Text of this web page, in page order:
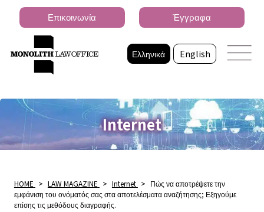
Ελληνικά English
Επικοινωνία Έγγραφα
Internet
HOME > LAW MAGAZINE > Internet > Πώς να αποτρέψετε την
εμφάνιση του ονόματός σας στα αποτελέσματα αναζήτησης; Εξηγούμε
επίσης τις μεθόδους διαγραφής.